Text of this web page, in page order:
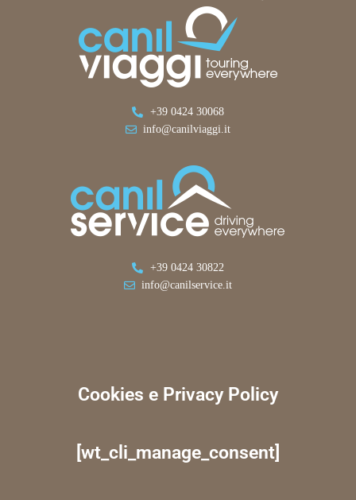
+39 0424 30068
info@canilviaggi.it
+39 0424 30822
info@canilservice.it
Cookies e Privacy Policy
[wt_cli_manage_consent]